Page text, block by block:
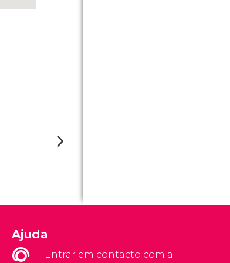
Ajuda
Entrar em contacto com a